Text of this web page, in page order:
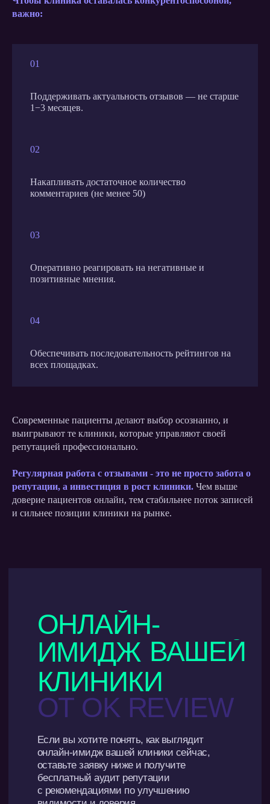
важно:
01
Поддерживать актуальность отзывов — не старше
1−3 месяцев.
02
Накапливать достаточное количество
комментариев (не менее 50)
03
Оперативно реагировать на негативные и
позитивные мнения.
04
Обеспечивать последовательность рейтингов на
всех площадках.
Современные пациенты делают выбор осознанно, и
выигрывают те клиники, которые управляют своей
репутацией профессионально.
Регулярная работа с отзывами - это не просто забота о
репутации, а инвестиция в рост клиники. Чем выше
доверие пациентов онлайн, тем стабильнее поток записей
и сильнее позиции клиники на рынке.